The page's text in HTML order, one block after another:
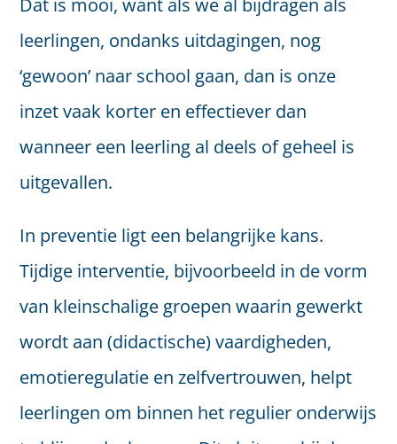
Dat is mooi, want als we al bijdragen als
leerlingen, ondanks uitdagingen, nog
‘gewoon’ naar school gaan, dan is onze
inzet vaak korter en effectiever dan
wanneer een leerling al deels of geheel is
uitgevallen.
In preventie ligt een belangrijke kans.
Tijdige interventie, bijvoorbeeld in de vorm
van kleinschalige groepen waarin gewerkt
wordt aan (didactische) vaardigheden,
emotieregulatie en zelfvertrouwen, helpt
leerlingen om binnen het regulier onderwijs